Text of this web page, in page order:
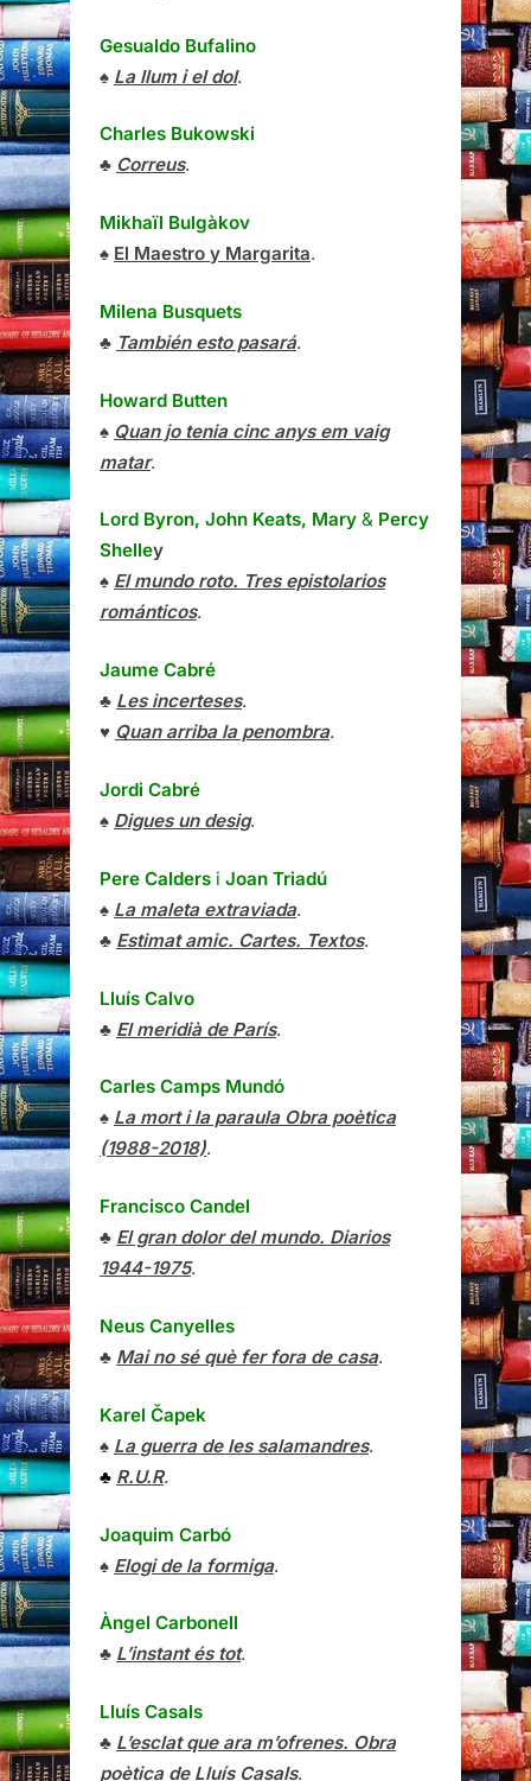
Gesualdo Bufalino
♠ La llum i el dol.
Charles Bukowski
♣ Correus.
Mikhaïl Bulgàkov
♠ El Maestro y Margarita.
Milena Busquets
♣ También esto pasará.
Howard Butten
♠ Quan jo tenia cinc anys em vaig
matar.
Lord Byron, John Keats, Mary & Percy
Shelley
♠ El mundo roto. Tres epistolarios
románticos.
Jaume Cabré
♣ Les incerteses.
♥ Quan arriba la penombra.
Jordi Cabré
♠ Digues un desig.
Pere Calders i Joan Triadú
♠ La maleta extraviada.
♣ Estimat amic. Cartes. Textos.
Lluís Calvo
♣ El meridià de París.
Carles Camps Mundó
♠ La mort i la paraula Obra poètica
(1988-2018).
Francisco Candel
♣ El gran dolor del mundo. Diarios
1944-1975.
Neus Canyelles
♣ Mai no sé què fer fora de casa.
Karel Čapek
♠ La guerra de les salamandres.
♣ R.U.R.
Joaquim Carbó
♠ Elogi de la formiga.
Àngel Carbonell
♣ L’instant és tot.
Lluís Casals
♣ L’esclat que ara m’ofrenes. Obra
poètica de Lluís Casals.